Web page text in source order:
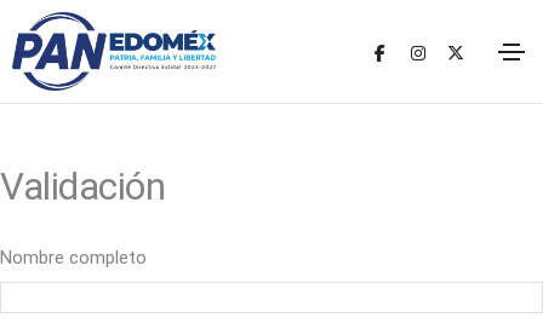
Validación
Nombre completo